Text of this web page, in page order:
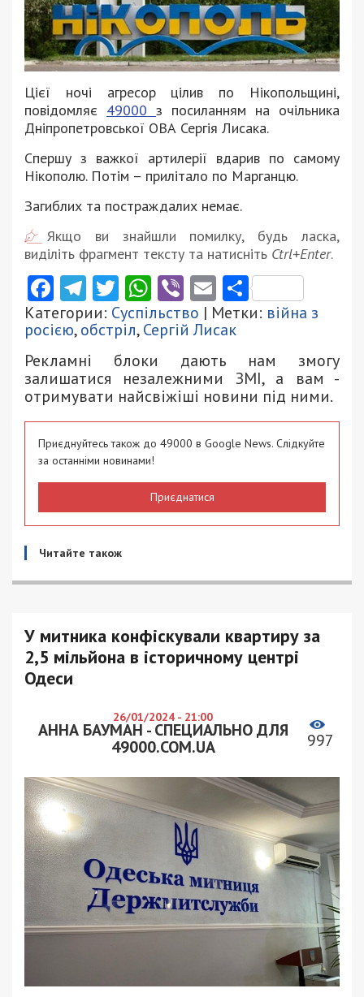
Цієї ночі агресор цілив по Нікопольщині,
повідомляє 49000 з посиланням на очільника
Дніпропетровської ОВА Сергія Лисака.
Спершу з важкої артилерії вдарив по самому
Нікополю. Потім – прилітало по Марганцю.
Загиблих та постраждалих немає.
Якщо ви знайшли помилку, будь ласка,
виділіть фрагмент тексту та натисніть Ctrl+Enter.
Facebook
Telegram
Twitter
WhatsApp
ViberEmail
Категории: Суспільство | Метки: війна з
росією,обстріл,Сергій Лисак
Рекламні блоки дають нам змогу
залишатися незалежними ЗМІ, а вам -
отримувати найсвіжіші новини під ними.
Приєднуйтесь також до 49000 в Google News. Слідкуйте
за останніми новинами!
Приєднатися
Читайте також
У митника конфіскували квартиру за
2,5 мільйона в історичному центрі
Одеси
26/01/2024 - 21:00
АННА БАУМАН - СПЕЦИАЛЬНО ДЛЯ
49000.COM.UA
997